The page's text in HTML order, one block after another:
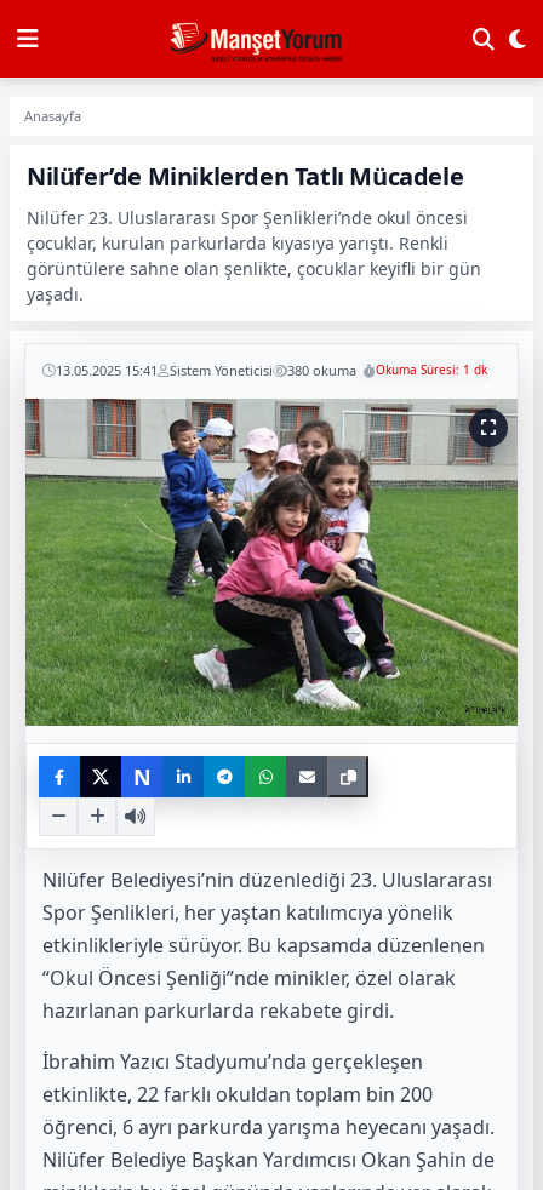
Anasayfa
Nilüfer’de Miniklerden Tatlı Mücadele
Nilüfer 23. Uluslararası Spor Şenlikleri’nde okul öncesi
çocuklar, kurulan parkurlarda kıyasıya yarıştı. Renkli
görüntülere sahne olan şenlikte, çocuklar keyifli bir gün
yaşadı.
13.05.2025 15:41 Sistem Yöneticisi 380 okuma Okuma Süresi: 1 dk
N
Nilüfer Belediyesi’nin düzenlediği 23. Uluslararası
Spor Şenlikleri, her yaştan katılımcıya yönelik
etkinlikleriyle sürüyor. Bu kapsamda düzenlenen
“Okul Öncesi Şenliği”nde minikler, özel olarak
hazırlanan parkurlarda rekabete girdi.
İbrahim Yazıcı Stadyumu’nda gerçekleşen
etkinlikte, 22 farklı okuldan toplam bin 200
öğrenci, 6 ayrı parkurda yarışma heyecanı yaşadı.
Nilüfer Belediye Başkan Yardımcısı Okan Şahin de